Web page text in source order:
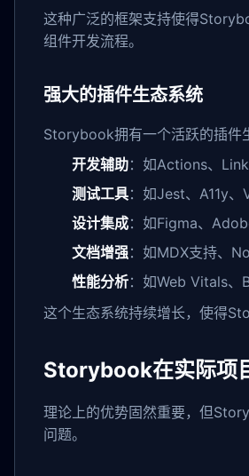
这种广泛的框架支持使得
组件开发流程。
强大的插件生态系统
Storybook拥有一个活跃的插件
开发辅助：如Actions、
测试工具：如Jest、A11y
设计集成：如Figma、
文档增强：如MDX支持、
性能分析：如Web Vitals
这个生态系统持续增长，使得
Storybook在实际项
理论上的优势固然重要，但
问题。